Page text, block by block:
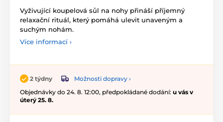
Vyživující koupelová sůl na nohy přináší příjemný
relaxační rituál, který pomáhá ulevit unaveným a
suchým nohám.
Více informací ›
2 týdny
Možnosti dopravy ›
Objednávky do 24. 8. 12:00, předpokládané dodání: u vás v
úterý 25. 8.